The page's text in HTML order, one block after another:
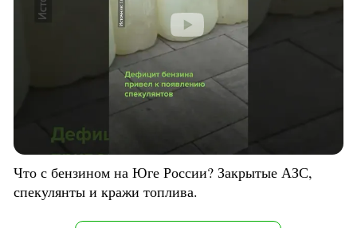
Что с бензином на Юге России? Закрытые АЗС,
спекулянты и кражи топлива.